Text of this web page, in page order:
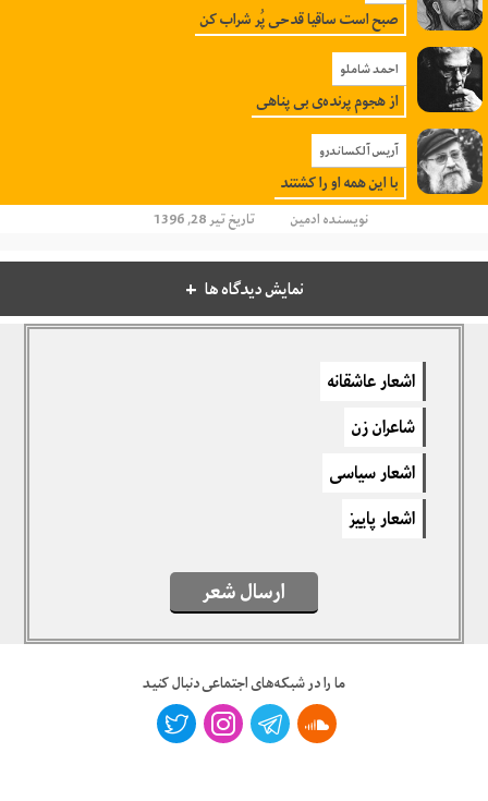
صبح است ساقیا قدحى پُر شراب کن
احمد شاملو
از هجوم پرنده‌ی بی پناهی
آریس آلکساندرو
با این همه او را کشتند
نویسندهادمین تاریخ تیر 28, 1396
نمایش دیدگاه ها
دیدگاهتان را بنویسید
برای نوشتن دیدگاه باید
اشعار عاشقانه
شاعران زن
اشعار سیاسی
اشعار پاییز
ارسال شعر
ما را در شبکه‌های اجتماعی دنبال کنید